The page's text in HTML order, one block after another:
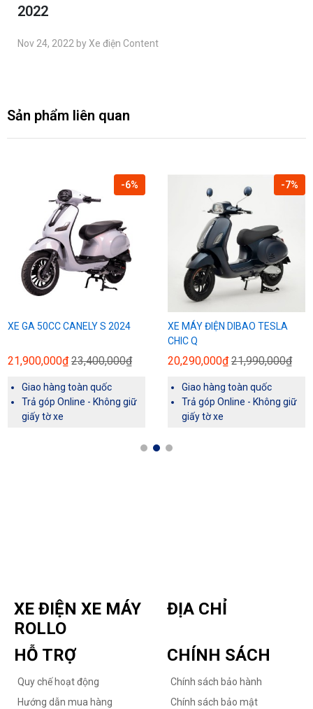
2022
Nov 24, 2022 by Xe điện Content
Sản phẩm liên quan
-6%
XE GA 50CC CANELY S 2024
21,900,000₫23,400,000₫
Giao hàng toàn quốc
Trả góp Online - Không giữ
giấy tờ xe
-7%
XE MÁY ĐIỆN DIBAO TESLA
CHIC Q
20,290,000₫21,990,000₫
Giao hàng toàn quốc
Trả góp Online - Không giữ
giấy tờ xe
XE ĐIỆN XE MÁY
ROLLO
ĐỊA CHỈ
HỖ TRỢ
Quy chế hoạt động
Hướng dẫn mua hàng
CHÍNH SÁCH
Chính sách bảo hành
Chính sách bảo mật